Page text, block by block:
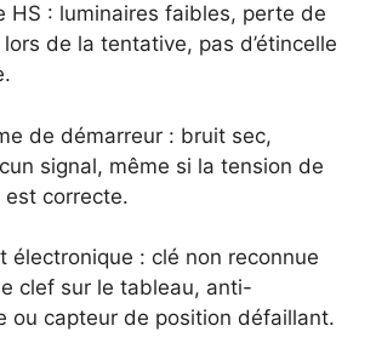
HS : luminaires faibles, perte de
de la tentative, pas d’étincelle
de démarreur : bruit sec,
signal, même si la tension de
correcte.
électronique : clé non reconnue
clef sur le tableau, anti-
ou capteur de position défaillant.